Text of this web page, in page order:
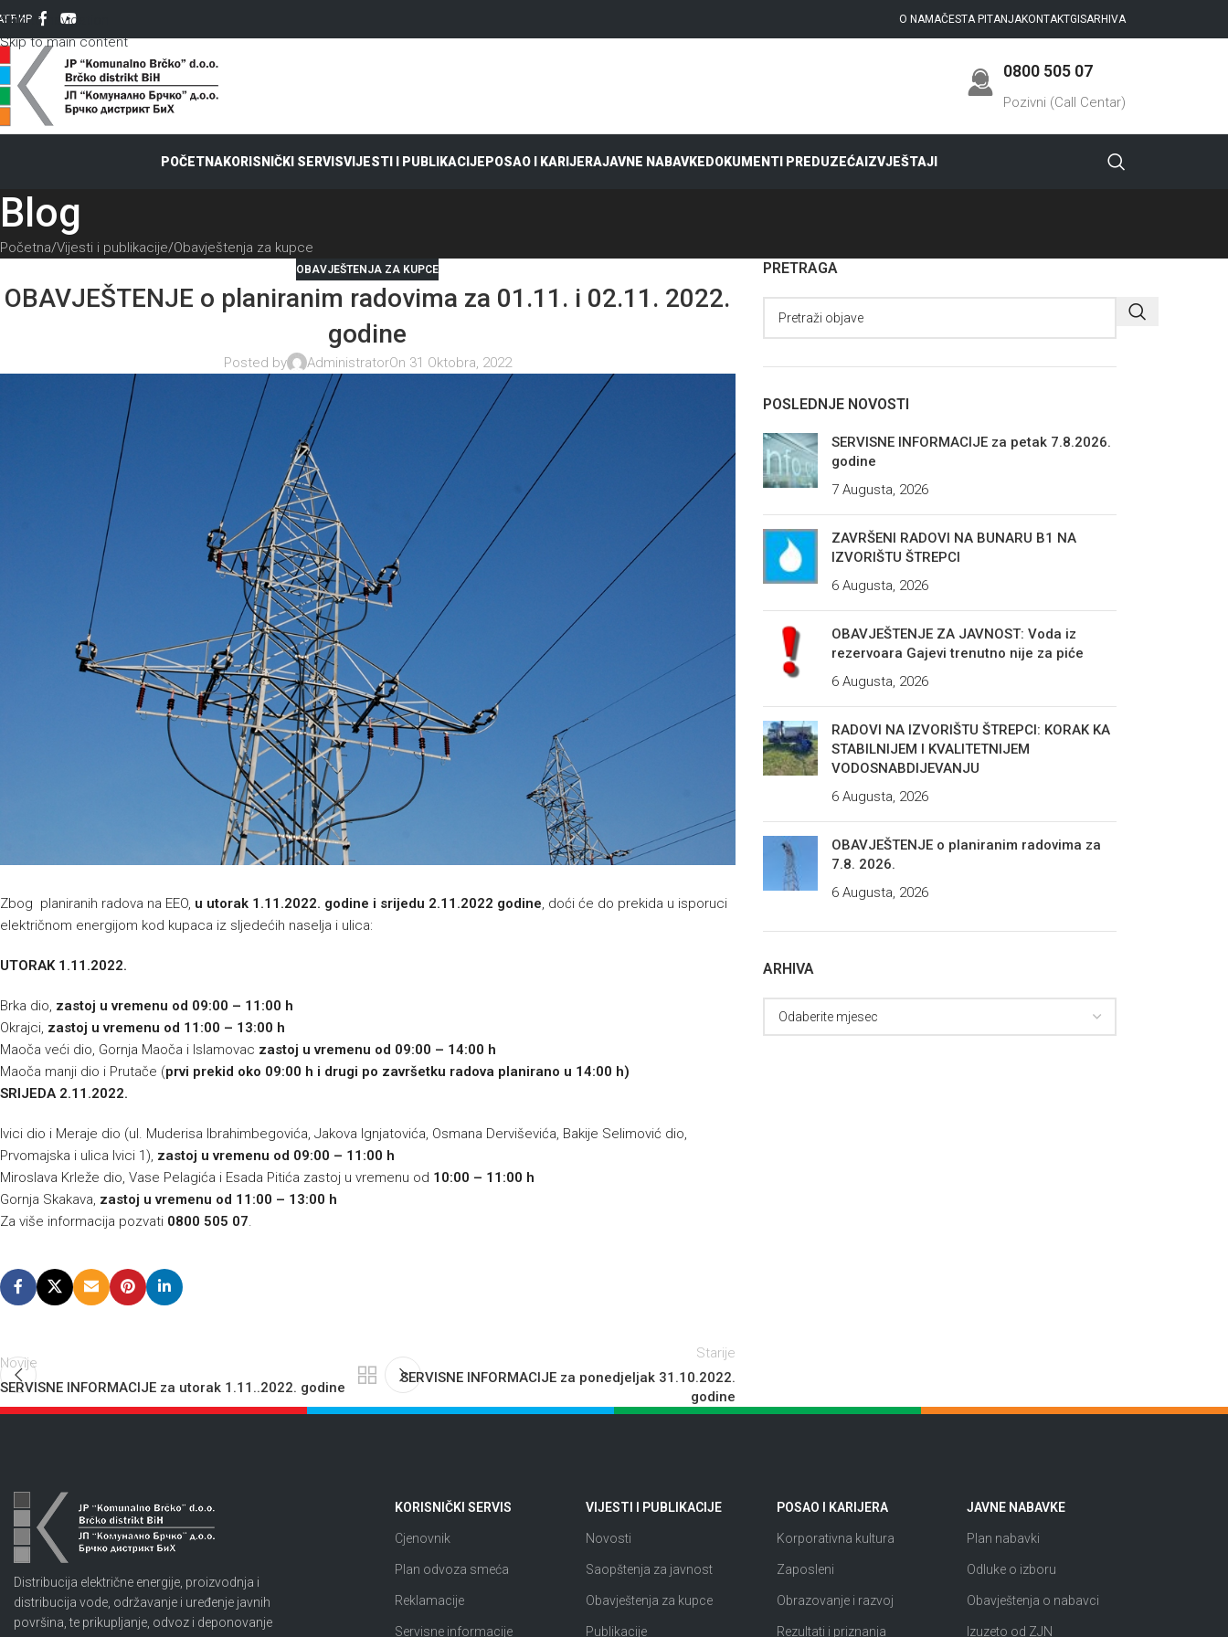
Skip to navigation
Skip to main content
ЋИР O NAMAČESTA PITANJAKONTAKTGISARHIVA
0800 505 07
Pozivni (Call Centar)
POČETNAKORISNIČKI SERVISVIJESTI I PUBLIKACIJEPOSAO I KARIJERAJAVNE NABAVKEDOKUMENTI PREDUZEĆAIZVJEŠTAJI
Blog
Početna Vijesti i publikacije Obavještenja za kupce
OBAVJEŠTENJA ZA KUPCE
OBAVJEŠTENJE o planiranim radovima za 01.11. i 02.11. 2022.
godine
Posted by AdministratorOn 31 Oktobra, 2022
Zbog planiranih radova na EEO, u utorak 1.11.2022. godine i srijedu 2.11.2022 godine, doći će do prekida u isporuci
električnom energijom kod kupaca iz sljedećih naselja i ulica:
UTORAK 1.11.2022.
Brka dio, zastoj u vremenu od 09:00 – 11:00 h
Okrajci, zastoj u vremenu od 11:00 – 13:00 h
Maoča veći dio, Gornja Maoča i Islamovac zastoj u vremenu od 09:00 – 14:00 h
Maoča manji dio i Prutače (prvi prekid oko 09:00 h i drugi po završetku radova planirano u 14:00 h)
SRIJEDA 2.11.2022.
Ivici dio i Meraje dio (ul. Muderisa Ibrahimbegovića, Jakova Ignjatovića, Osmana Derviševića, Bakije Selimović dio,
Prvomajska i ulica Ivici 1), zastoj u vremenu od 09:00 – 11:00 h
Miroslava Krleže dio, Vase Pelagića i Esada Pitića zastoj u vremenu od 10:00 – 11:00 h
Gornja Skakava, zastoj u vremenu od 11:00 – 13:00 h
Za više informacija pozvati 0800 505 07.
Novije
SERVISNE INFORMACIJE za utorak 1.11..2022. godine
Starije
SERVISNE INFORMACIJE za ponedjeljak 31.10.2022.
godine
PRETRAGA
POSLEDNJE NOVOSTI
SERVISNE INFORMACIJE za petak 7.8.2026.
godine
7 Augusta, 2026
ZAVRŠENI RADOVI NA BUNARU B1 NA
IZVORIŠTU ŠTREPCI
6 Augusta, 2026
OBAVJEŠTENJE ZA JAVNOST: Voda iz
rezervoara Gajevi trenutno nije za piće
6 Augusta, 2026
RADOVI NA IZVORIŠTU ŠTREPCI: KORAK KA
STABILNIJEM I KVALITETNIJEM
VODOSNABDIJEVANJU
6 Augusta, 2026
OBAVJEŠTENJE o planiranim radovima za
7.8. 2026.
6 Augusta, 2026
ARHIVA
Distribucija električne energije, proizvodnja i
distribucija vode, održavanje i uređenje javnih
površina, te prikupljanje, odvoz i deponovanje
KORISNIČKI SERVIS
Cjenovnik
Plan odvoza smeća
Reklamacije
Servisne informacije
VIJESTI I PUBLIKACIJE
Novosti
Saopštenja za javnost
Obavještenja za kupce
Publikacije
POSAO I KARIJERA
Korporativna kultura
Zaposleni
Obrazovanje i razvoj
Rezultati i priznanja
JAVNE NABAVKE
Plan nabavki
Odluke o izboru
Obavještenja o nabavci
Izuzeto od ZJN